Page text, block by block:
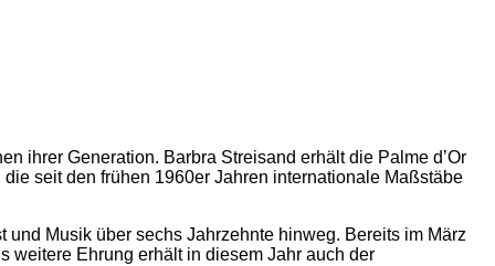
ihrer Generation. Barbra Streisand erhält die Palme d’Or
seit den frühen 1960er Jahren internationale Maßstäbe
Musik über sechs Jahrzehnte hinweg. Bereits im März
weitere Ehrung erhält in diesem Jahr auch der